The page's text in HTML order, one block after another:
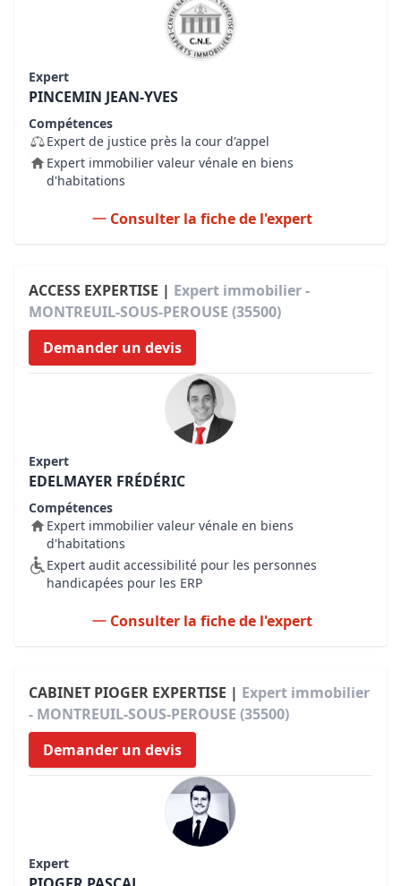
Expert
PINCEMIN JEAN-YVES
Compétences
Expert de justice près la cour d'appel
Expert immobilier valeur vénale en biens
d'habitations
Consulter la fiche de l'expert
ACCESS EXPERTISE | Expert immobilier -
MONTREUIL-SOUS-PEROUSE (35500)
Demander un devis
Expert
EDELMAYER FRÉDÉRIC
Compétences
Expert immobilier valeur vénale en biens
d'habitations
Expert audit accessibilité pour les personnes
handicapées pour les ERP
Consulter la fiche de l'expert
CABINET PIOGER EXPERTISE | Expert immobilier
- MONTREUIL-SOUS-PEROUSE (35500)
Demander un devis
Expert